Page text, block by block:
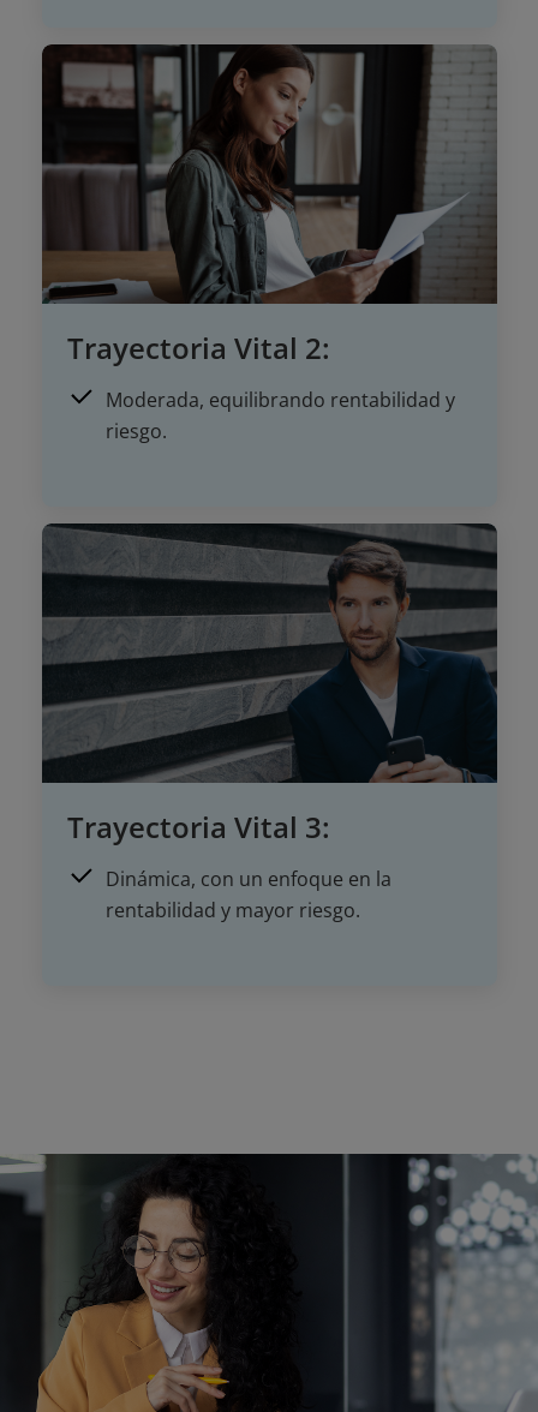
Trayectoria Vital 2:
Moderada, equilibrando rentabilidad y
riesgo.
Trayectoria Vital 3:
Dinámica, con un enfoque en la
rentabilidad y mayor riesgo.